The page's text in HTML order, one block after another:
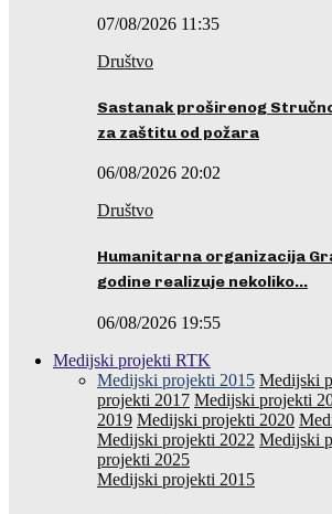
07/08/2026 11:35
Društvo
Sastanak proširenog
za zaštitu od požara
06/08/2026 20:02
Društvo
Humanitarna organizacija
godine realizuje nekoliko…
06/08/2026 19:55
Medijski projekti RTK
Medijski projekti 2015 Medijski
projekti 2017 Medijski projekti
2019 Medijski projekti 2020
Medijski projekti 2022 Medijski
projekti 2025
Medijski projekti 2015